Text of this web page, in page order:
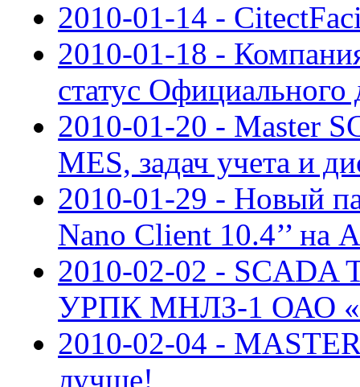
2010-01-14 -
2010-01-18 -
статус
2010-01-20 - Master
MES, задач учета и
2010-01-29 - Новый
Nano Client 10.4’’ на
2010-02-02 -
УРПК МНЛЗ-1 ОАО
2010-02-04 -
лучше!